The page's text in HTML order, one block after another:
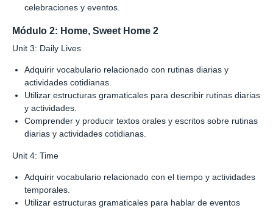
celebraciones y eventos.
Módulo 2: Home, Sweet Home 2
Unit 3: Daily Lives
Adquirir vocabulario relacionado con rutinas diarias y
actividades cotidianas.
Utilizar estructuras gramaticales para describir rutinas diarias
y actividades.
Comprender y producir textos orales y escritos sobre rutinas
diarias y actividades cotidianas.
Unit 4: Time
Adquirir vocabulario relacionado con el tiempo y actividades
temporales.
Utilizar estructuras gramaticales para hablar de eventos